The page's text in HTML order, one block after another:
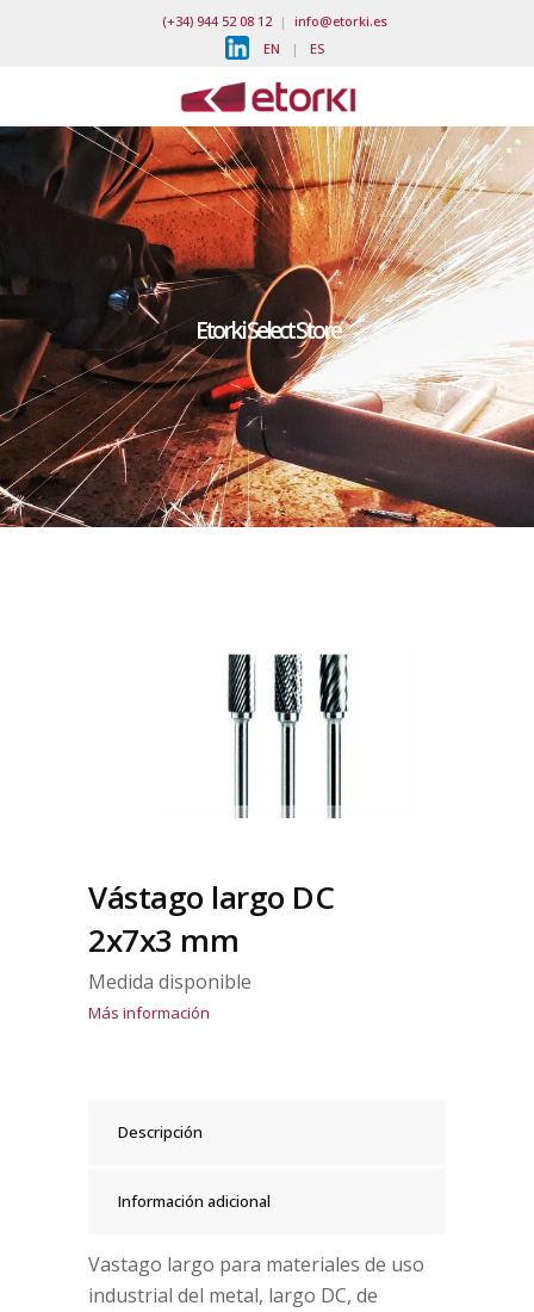
(+34) 944 52 08 12| info@etorki.es
EN | ES
Etorki Select Store
Vástago largo DC
2x7x3 mm
Medida disponible
Más información
Descripción
Información adicional
Vastago largo para materiales de uso
industrial del metal, largo DC, de